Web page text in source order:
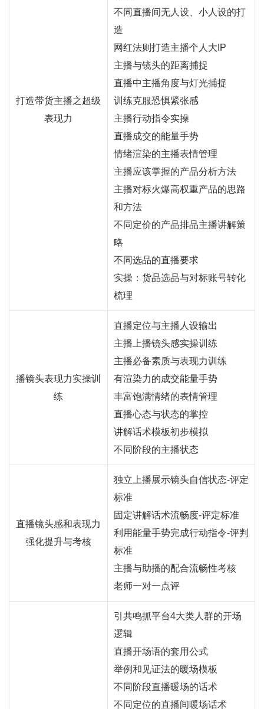
打造带货主播之超级
表现力
不同直播间无人设、小人设的打
造
网红法则打造主播个人大IP
主播与镜头的距离捕捉
直播中主播角度与灯光捕捉
训练克服恐惧紧张感
主播行动指令实操
直播成交的能量手势
情绪渲染的主播表情管理
主播应该掌握的产品分析方法
主播对标火爆高权重产品的思路
和方法
不同定价的产品排品主播讲解策
略
不同选品的直播要求
实操：货品选品与对标账号转化
梳理
播镜头表现力实操训
练
直播定位与主播人设输出
主播上播镜头感实操训练
主播必备素质与表现力训练
有渲染力的成交能量手势
丰富饱满情绪的表情管理
直播心态与状态的掌控
讲解话术模板初步模拟
不同阶段的主播状态
直播镜头感和表现力
强化提升与考核
独立上播展示镜头自信状态-评定
标准
固定讲解话术流畅度-评定标准
利用能量手势完成行动指令-评判
标准
主播与助播的配合流畅性考核
老师一对一点评
引共鸣抓平台4大类人群的开场
逻辑
直播开场语的套用公式
举例和见证法的暖场模板
不同阶段直播暖场的话术
不同定位的直播间暖场话术